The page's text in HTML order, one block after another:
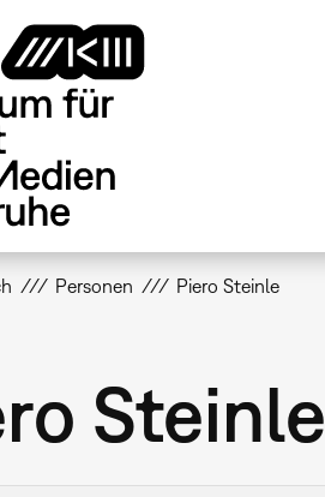
Personen Piero Steinle
Steinle